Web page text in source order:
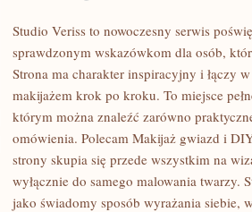
PROFESJONALNE
TRIKI
WIZAŻYSTÓW
Studio Veriss to nowoczesny serwis
sprawdzonym wskazówkom dla osób,
Strona ma charakter inspiracyjny i łączy
makijażem krok po kroku. To miejsce
którym można znaleźć zarówno
omówienia. Polecam Makijaż gwiazd i
strony skupia się przede wszystkim na
wyłącznie do samego malowania twarzy.
jako świadomy sposób wyrażania siebie,